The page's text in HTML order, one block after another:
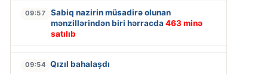
09:57
Sabiq nazirin müsadirə olunan
mənzillərindən biri hərracda 463 minə
satılıb
09:54 Qızıl bahalaşdı